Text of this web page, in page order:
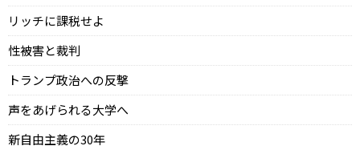
リッチに課税せよ
性被害と裁判
トランプ政治への反撃
声をあげられる大学へ
新自由主義の30年